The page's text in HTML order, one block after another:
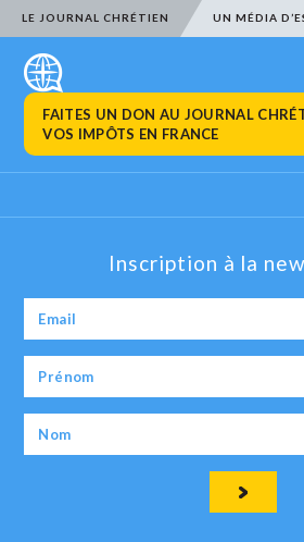
LE JOURNAL CHRÉTIEN UN MÉDIA
FAITES UN DON AU JOURNAL
VOS IMPÔTS EN FRANCE
Inscription à la